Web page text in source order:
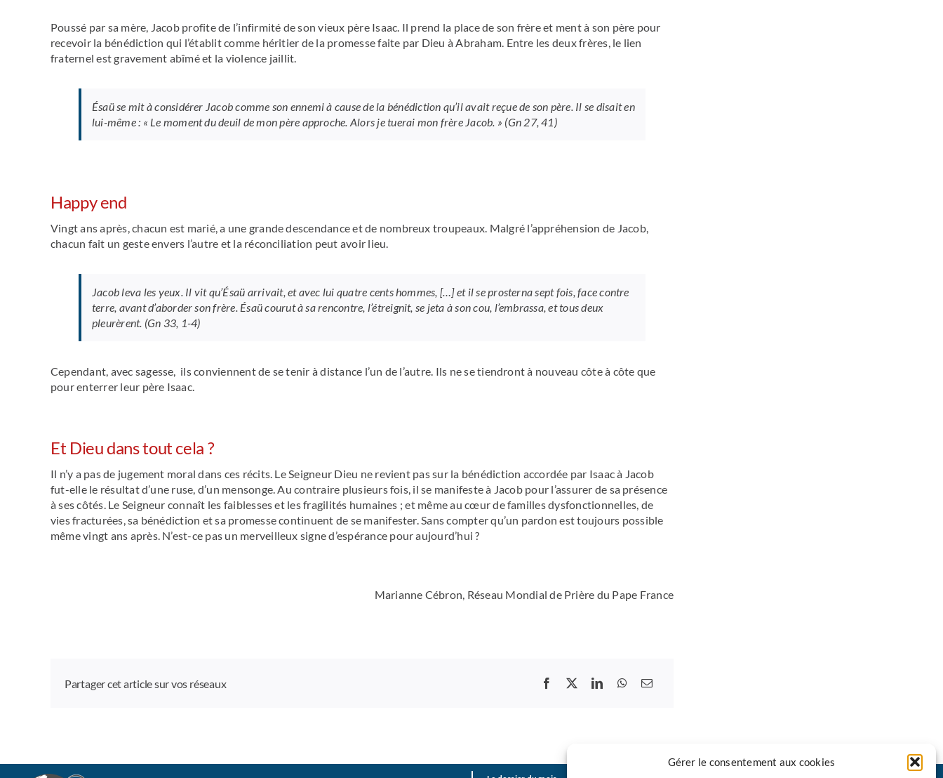
Gérer le consentement aux cookies
Poussé par sa mère, Jacob profite de l’infirmité de son vieux père Isaac. Il prend la place de son frère et ment à son père pour
recevoir la bénédiction qui l’établit comme héritier de la promesse faite par Dieu à Abraham. Entre les deux frères, le lien
fraternel est gravement abîmé et la violence jaillit.
Ésaü se mit à considérer Jacob comme son ennemi à cause de la bénédiction qu’il avait reçue de son père. Il se disait en
lui-même : « Le moment du deuil de mon père approche. Alors je tuerai mon frère Jacob. » (Gn 27, 41)
Happy end
Vingt ans après, chacun est marié, a une grande descendance et de nombreux troupeaux. Malgré l’appréhension de Jacob,
chacun fait un geste envers l’autre et la réconciliation peut avoir lieu.
Jacob leva les yeux. Il vit qu’Ésaü arrivait, et avec lui quatre cents hommes, […] et il se prosterna sept fois, face contre
terre, avant d’aborder son frère. Ésaü courut à sa rencontre, l’étreignit, se jeta à son cou, l’embrassa, et tous deux
pleurèrent. (Gn 33, 1-4)
Cependant, avec sagesse, ils conviennent de se tenir à distance l’un de l’autre. Ils ne se tiendront à nouveau côte à côte que
pour enterrer leur père Isaac.
Et Dieu dans tout cela ?
Il n’y a pas de jugement moral dans ces récits. Le Seigneur Dieu ne revient pas sur la bénédiction accordée par Isaac à Jacob
fut-elle le résultat d’une ruse, d’un mensonge. Au contraire plusieurs fois, il se manifeste à Jacob pour l’assurer de sa présence
à ses côtés. Le Seigneur connaît les faiblesses et les fragilités humaines ; et même au cœur de familles dysfonctionnelles, de
vies fracturées, sa bénédiction et sa promesse continuent de se manifester. Sans compter qu’un pardon est toujours possible
même vingt ans après. N’est-ce pas un merveilleux signe d’espérance pour aujourd’hui ?
Marianne Cébron, Réseau Mondial de Prière du Pape France
Partager cet article sur vos réseaux